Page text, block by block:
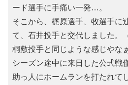
ード選手に手痛い一発…。
そこから、梶原選手、牧選手に
て、石井投手と交代しました。
桐敷投手と同じような感じやなぁ
シーズン途中に来日した公式戦
助っ人にホームランを打たれて